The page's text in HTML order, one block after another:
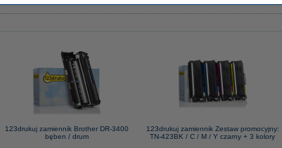
123drukuj zamiennik Brother DR-3400
bęben / drum
123drukuj zamiennik Zestaw promocyjny:
TN-423BK / C / M / Y czarny + 3 kolory